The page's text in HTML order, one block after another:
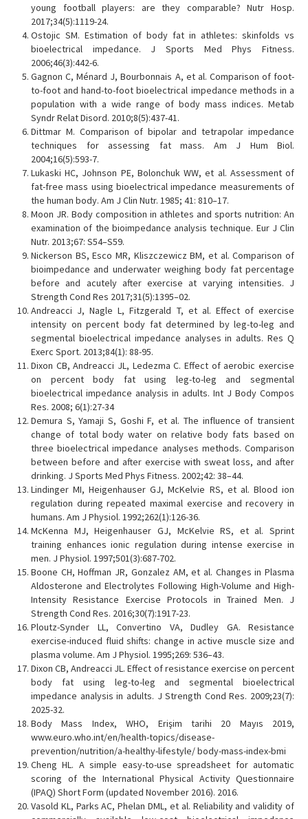
young football players: are they comparable? Nutr Hosp.
2017;34(5):1119-24.
Ostojic SM. Estimation of body fat in athletes: skinfolds vs
bioelectrical impedance. J Sports Med Phys Fitness.
2006;46(3):442-6.
Gagnon C, Ménard J, Bourbonnais A, et al. Comparison of foot-
to-foot and hand-to-foot bioelectrical impedance methods in a
population with a wide range of body mass indices. Metab
Syndr Relat Disord. 2010;8(5):437-41.
Dittmar M. Comparison of bipolar and tetrapolar impedance
techniques for assessing fat mass. Am J Hum Biol.
2004;16(5):593-7.
Lukaski HC, Johnson PE, Bolonchuk WW, et al. Assessment of
fat-free mass using bioelectrical impedance measurements of
the human body. Am J Clin Nutr. 1985; 41: 810–17.
Moon JR. Body composition in athletes and sports nutrition: An
examination of the bioimpedance analysis technique. Eur J Clin
Nutr. 2013;67: S54–S59.
Nickerson BS, Esco MR, Kliszczewicz BM, et al. Comparison of
bioimpedance and underwater weighing body fat percentage
before and acutely after exercise at varying intensities. J
Strength Cond Res 2017;31(5):1395–02.
Andreacci J, Nagle L, Fitzgerald T, et al. Effect of exercise
intensity on percent body fat determined by leg-to-leg and
segmental bioelectrical impedance analyses in adults. Res Q
Exerc Sport. 2013;84(1): 88-95.
Dixon CB, Andreacci JL, Ledezma C. Effect of aerobic exercise
on percent body fat using leg-to-leg and segmental
bioelectrical impedance analysis in adults. Int J Body Compos
Res. 2008; 6(1):27-34
Demura S, Yamaji S, Goshi F, et al. The influence of transient
change of total body water on relative body fats based on
three bioelectrical impedance analyses methods. Comparison
between before and after exercise with sweat loss, and after
drinking. J Sports Med Phys Fitness. 2002;42: 38–44.
Lindinger MI, Heigenhauser GJ, McKelvie RS, et al. Blood ion
regulation during repeated maximal exercise and recovery in
humans. Am J Physiol. 1992;262(1):126-36.
McKenna MJ, Heigenhauser GJ, McKelvie RS, et al. Sprint
training enhances ionic regulation during intense exercise in
men. J Physiol. 1997;501(3):687-702.
Boone CH, Hoffman JR, Gonzalez AM, et al. Changes in Plasma
Aldosterone and Electrolytes Following High-Volume and High-
Intensity Resistance Exercise Protocols in Trained Men. J
Strength Cond Res. 2016;30(7):1917-23.
Ploutz-Synder LL, Convertino VA, Dudley GA. Resistance
exercise-induced fluid shifts: change in active muscle size and
plasma volume. Am J Physiol. 1995;269: 536–43.
Dixon CB, Andreacci JL. Effect of resistance exercise on percent
body fat using leg-to-leg and segmental bioelectrical
impedance analysis in adults. J Strength Cond Res. 2009;23(7):
2025-32.
Body Mass Index, WHO, Erişim tarihi 20 Mayıs 2019,
www.euro.who.int/en/health-topics/disease-
prevention/nutrition/a-healthy-lifestyle/ body-mass-index-bmi
Cheng HL. A simple easy-to-use spreadsheet for automatic
scoring of the International Physical Activity Questionnaire
(IPAQ) Short Form (updated November 2016). 2016.
Vasold KL, Parks AC, Phelan DML, et al. Reliability and validity of